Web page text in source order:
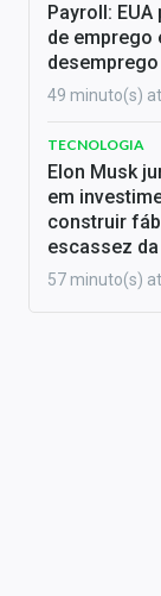
Payroll:
de emprego
49 minuto(s)
TECNOLOGIA
Elon Musk
em
construir
escassez
57 minuto(s)